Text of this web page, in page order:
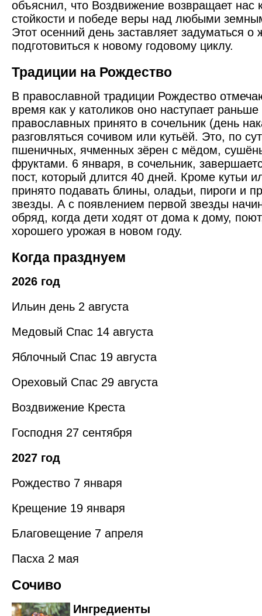
объяснил, что Воздвижение возвращает нас
стойкости и победе веры над любыми
Этот осенний день заставляет задуматься о
подготовиться к новому годовому циклу.
Традиции на Рождество
В православной традиции Рождество
время как у католиков оно наступает
православных принято в сочельник (день
разговляться сочивом или кутьёй. Это, по
пшеничных, ячменных зёрен с мёдом,
фруктами. 6 января, в сочельник,
пост, который длится 40 дней. Кроме кутьи
принято подавать блины, оладьи, пироги и
звезды. А с появлением первой звезды
обряд, когда дети ходят от дома к дому,
хорошего урожая в новом году.
Когда празднуем
2026 год
Ильин день 2 августа
Медовый Спас 14 августа
Яблочный Спас 19 августа
Ореховый Спас 29 августа
Воздвижение Креста
Господня 27 сентября
2027 год
Рождество 7 января
Крещение 19 января
Благовещение 7 апреля
Пасха 2 мая
Сочиво
Ингредиенты